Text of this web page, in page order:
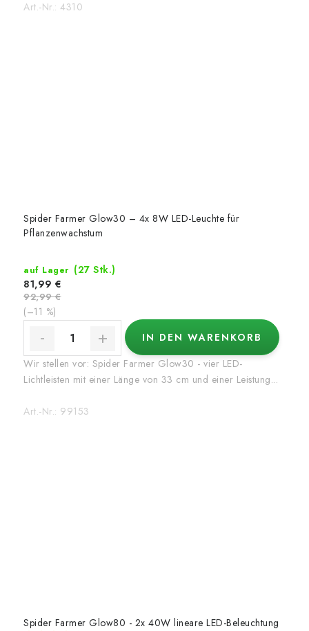
Art.-Nr.: 4310
Spider Farmer Glow30 – 4x 8W LED-Leuchte für
Pflanzenwachstum
auf Lager (27 Stk.)
81,99 €
92,99 €
(–11 %)
IN DEN WARENKORB
Wir stellen vor: Spider Farmer Glow30 - vier LED-
Lichtleisten mit einer Länge von 33 cm und einer Leistung...
Art.-Nr.: 99153
Spider Farmer Glow80 - 2x 40W lineare LED-Beleuchtung